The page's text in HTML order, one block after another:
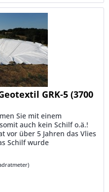
GRK-5 (3700
Sie mit einem
auch kein Schilf o.ä.!
vor über 5 Jahren das Vlies
Schilf wurde